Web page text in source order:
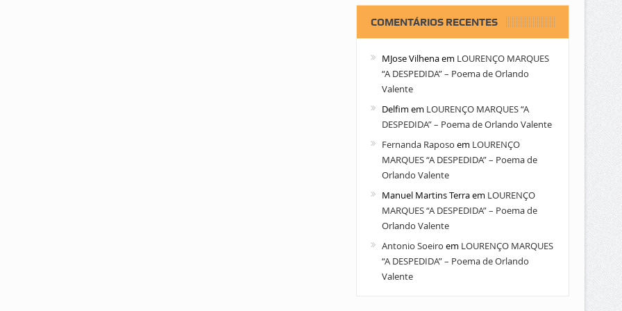
COMENTÁRIOS RECENTES
MJose Vilhenaem LOURENÇO MARQUES
“A DESPEDIDA” – Poema de Orlando
Valente
Delfim em LOURENÇO MARQUES “A
DESPEDIDA” – Poema de Orlando Valente
Fernanda Raposo em LOURENÇO
MARQUES “A DESPEDIDA” – Poema de
Orlando Valente
Manuel Martins Terraem LOURENÇO
MARQUES “A DESPEDIDA” – Poema de
Orlando Valente
Antonio Soeiro em LOURENÇO MARQUES
“A DESPEDIDA” – Poema de Orlando
Valente